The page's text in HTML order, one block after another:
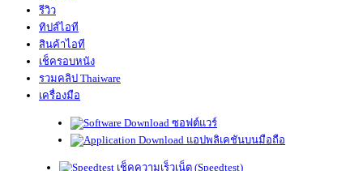
รีวิว
ทิปส์ไอที
สินค้าไอที
เช็ครอบหนัง
รวมคลิป Thaiware
เครื่องมือ
ซอฟต์แวร์
แอปพลิเคชันบนมือถือ
เช็คความเร็วเน็ต (Speedtest)